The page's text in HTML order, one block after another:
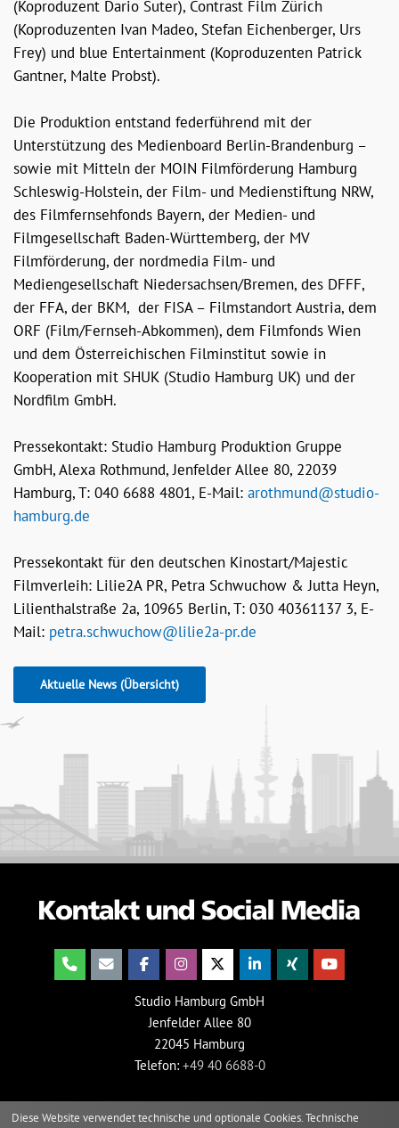
(Koproduzent Dario Suter), Contrast Film Zürich
(Koproduzenten Ivan Madeo, Stefan Eichenberger, Urs
Frey) und blue Entertainment (Koproduzenten Patrick
Gantner, Malte Probst).
Die Produktion entstand federführend mit der
Unterstützung des Medienboard Berlin-Brandenburg –
sowie mit Mitteln der MOIN Filmförderung Hamburg
Schleswig-Holstein, der Film- und Medienstiftung NRW,
des Filmfernsehfonds Bayern, der Medien- und
Filmgesellschaft Baden-Württemberg, der MV
Filmförderung, der nordmedia Film- und
Mediengesellschaft Niedersachsen/Bremen, des DFFF,
der FFA, der BKM, der FISA – Filmstandort Austria, dem
ORF (Film/Fernseh-Abkommen), dem Filmfonds Wien
und dem Österreichischen Filminstitut sowie in
Kooperation mit SHUK (Studio Hamburg UK) und der
Nordfilm GmbH.
Pressekontakt: Studio Hamburg Produktion Gruppe
GmbH, Alexa Rothmund, Jenfelder Allee 80, 22039
Hamburg, T: 040 6688 4801, E-Mail: arothmund@studio-
hamburg.de
Pressekontakt für den deutschen Kinostart/Majestic
Filmverleih: Lilie2A PR, Petra Schwuchow & Jutta Heyn,
Lilienthalstraße 2a, 10965 Berlin, T: 030 40361137 3, E-
Mail: petra.schwuchow@lilie2a-pr.de
Aktuelle News (Übersicht)
Studio Hamburg GmbH
Jenfelder Allee 80
22045 Hamburg
Telefon: +49 40 6688-0
Diese Website verwendet technische und optionale Cookies. Technische